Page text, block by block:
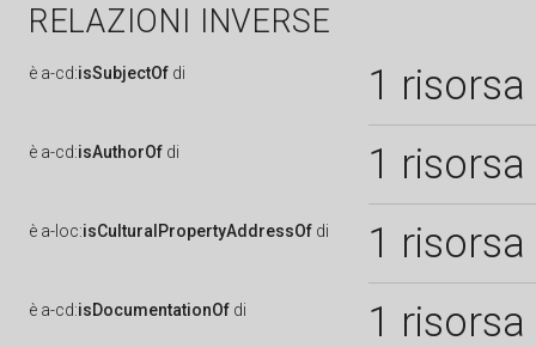
RELAZIONI INVERSE
è a-cd:isSubjectOf di 1 risorsa
è a-cd:isAuthorOf di 1 risorsa
è a-loc:isCulturalPropertyAddressOf di 1 risorsa
è a-cd:isDocumentationOf di 1 risorsa